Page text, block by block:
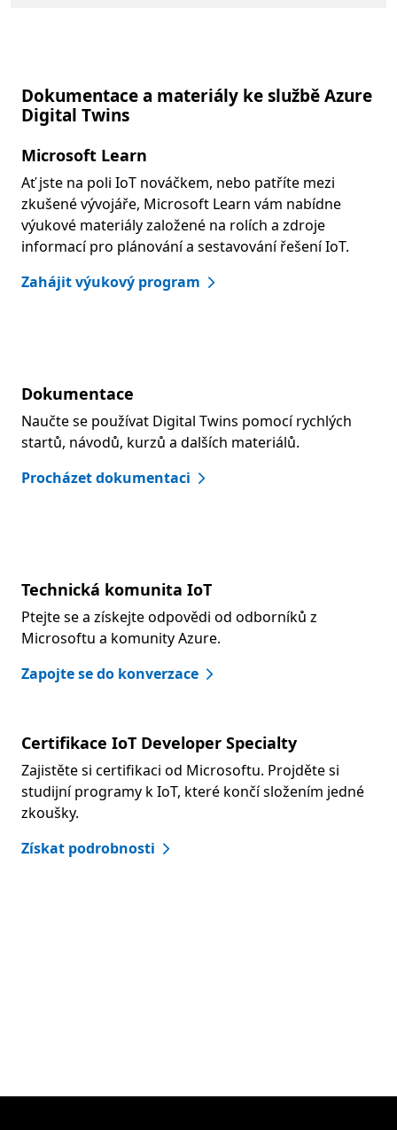
Dokumentace a materiály ke službě Azure
Digital Twins
Microsoft Learn
Ať jste na poli IoT nováčkem, nebo patříte mezi
zkušené vývojáře, Microsoft Learn vám nabídne
výukové materiály založené na rolích a zdroje
informací pro plánování a sestavování řešení IoT.
Zahájit výukový program
Dokumentace
Naučte se používat Digital Twins pomocí rychlých
startů, návodů, kurzů a dalších materiálů.
Procházet dokumentaci
Technická komunita IoT
Ptejte se a získejte odpovědi od odborníků z
Microsoftu a komunity Azure.
Zapojte se do konverzace
Certifikace IoT Developer Specialty
Zajistěte si certifikaci od Microsoftu. Projděte si
studijní programy k IoT, které končí složením jedné
zkoušky.
Získat podrobnosti